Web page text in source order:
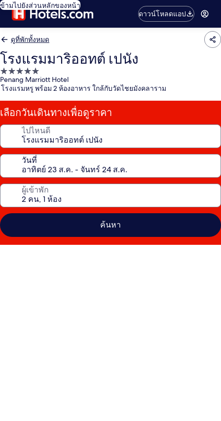
ข้ามไปยังส่วนหลักของหน้า
ดาวน์โหลดแอป
ดูที่พักทั้งหมด
โรงแรมมาริออทต์ เปนัง
ที่พัก
5.0
Penang Marriott Hotel
โรงแรมหรู พร้อม 2 ห้องอาหาร ใกล้กับวัดไชยมังคลาราม
เลือกวันเดินทางเพื่อดูราคา
ไปไหนดี
วันที่
ผู้เข้าพัก
ค้นหา